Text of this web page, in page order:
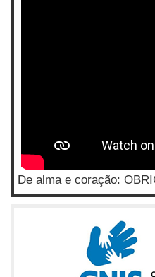
De alma e coração: